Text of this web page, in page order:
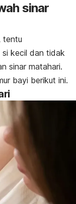
sinar
tentu
kecil dan tidak
sinar matahari.
bayi berikut ini.